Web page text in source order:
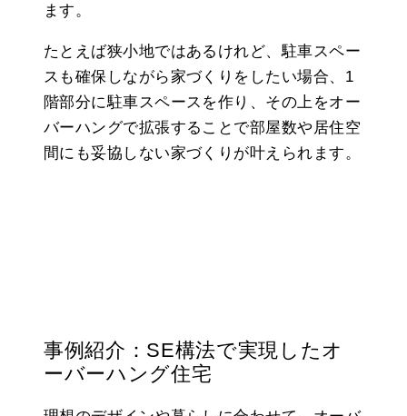
ます。
たとえば狭小地ではあるけれど、駐車スペー
スも確保しながら家づくりをしたい場合、1
階部分に駐車スペースを作り、その上をオー
バーハングで拡張することで部屋数や居住空
間にも妥協しない家づくりが叶えられます。
事例紹介：SE構法で実現したオ
ーバーハング住宅